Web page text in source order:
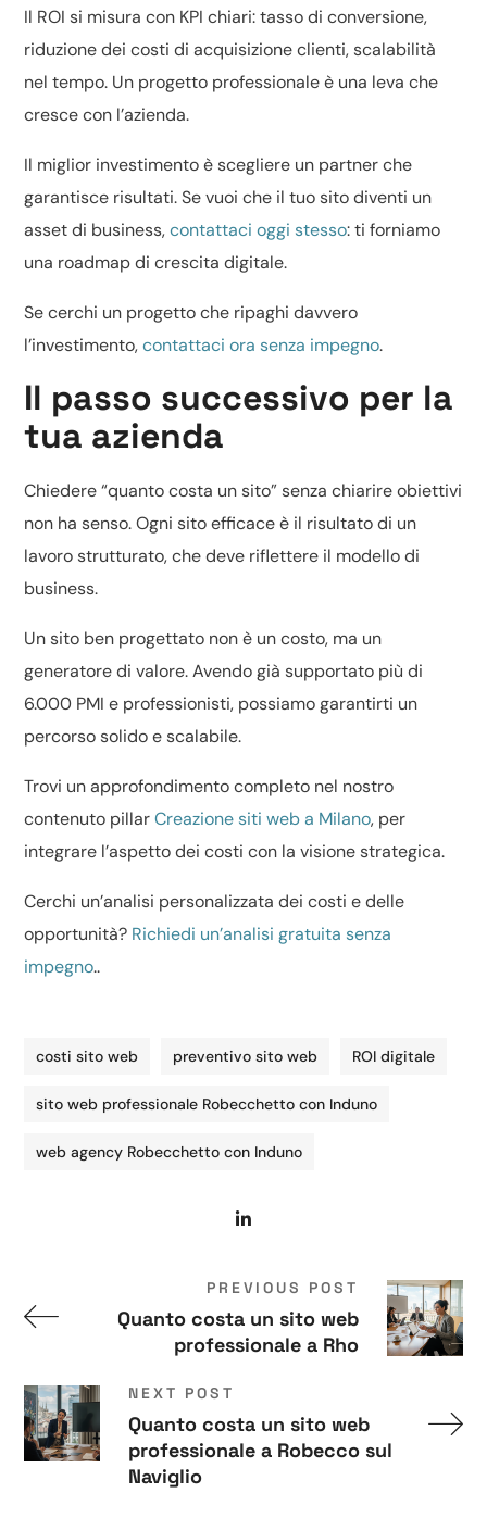
Il ROI si misura con KPI chiari: tasso di conversione,
riduzione dei costi di acquisizione clienti, scalabilità
nel tempo. Un progetto professionale è una leva che
cresce con l’azienda.
Il miglior investimento è scegliere un partner che
garantisce risultati. Se vuoi che il tuo sito diventi un
asset di business,contattaci oggi stesso: ti forniamo
una roadmap di crescita digitale.
Se cerchi un progetto che ripaghi davvero
l’investimento,contattaci ora senza impegno.
Il passo successivo per la
tua azienda
Chiedere “quanto costa un sito” senza chiarire obiettivi
non ha senso. Ogni sito efficace è il risultato di un
lavoro strutturato, che deve riflettere il modello di
business.
Un sito ben progettato non è un costo, ma un
generatore di valore. Avendo già supportato più di
6.000 PMI e professionisti, possiamo garantirti un
percorso solido e scalabile.
Trovi un approfondimento completo nel nostro
contenuto pillarCreazione siti web a Milano, per
integrare l’aspetto dei costi con la visione strategica.
Cerchi un’analisi personalizzata dei costi e delle
opportunità? Richiedi un’analisi gratuita senza
impegno..
costi sito web preventivo sito web ROI digitale
sito web professionale Robecchetto con Induno
web agency Robecchetto con Induno
PREVIOUS POST
Quanto costa un sito web
professionale a Rho
NEXT POST
Quanto costa un sito web
professionale a Robecco sul
Naviglio